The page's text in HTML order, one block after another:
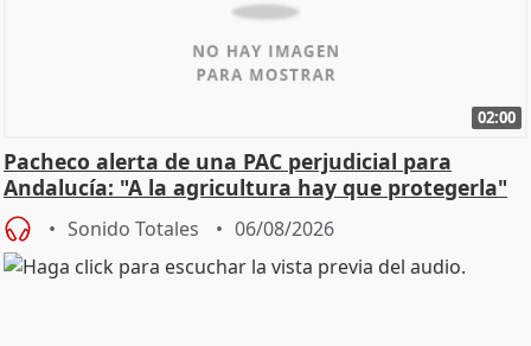
02:00
Pacheco alerta de una PAC perjudicial para
Andalucía: "A la agricultura hay que protegerla"
Sonido Totales 06/08/2026